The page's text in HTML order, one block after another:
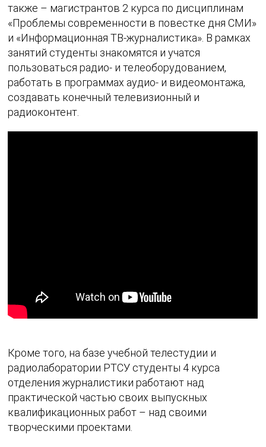
также – магистрантов 2 курса по дисциплинам
«Проблемы современности в повестке дня СМИ»
и «Информационная ТВ-журналистика». В рамках
занятий студенты знакомятся и учатся
пользоваться радио- и телеоборудованием,
работать в программах аудио- и видеомонтажа,
создавать конечный телевизионный и
радиоконтент.
Кроме того, на базе учебной телестудии и
радиолаборатории РТСУ студенты 4 курса
отделения журналистики работают над
практической частью своих выпускных
квалификационных работ – над своими
творческими проектами.